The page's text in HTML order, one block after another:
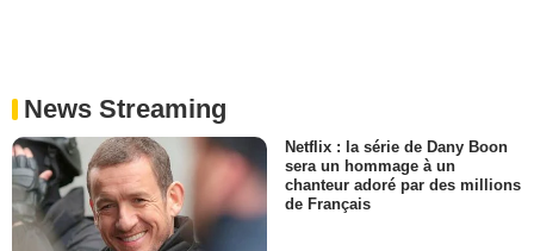
News Streaming
Netflix : la série de Dany Boon
sera un hommage à un
chanteur adoré par des millions
de Français